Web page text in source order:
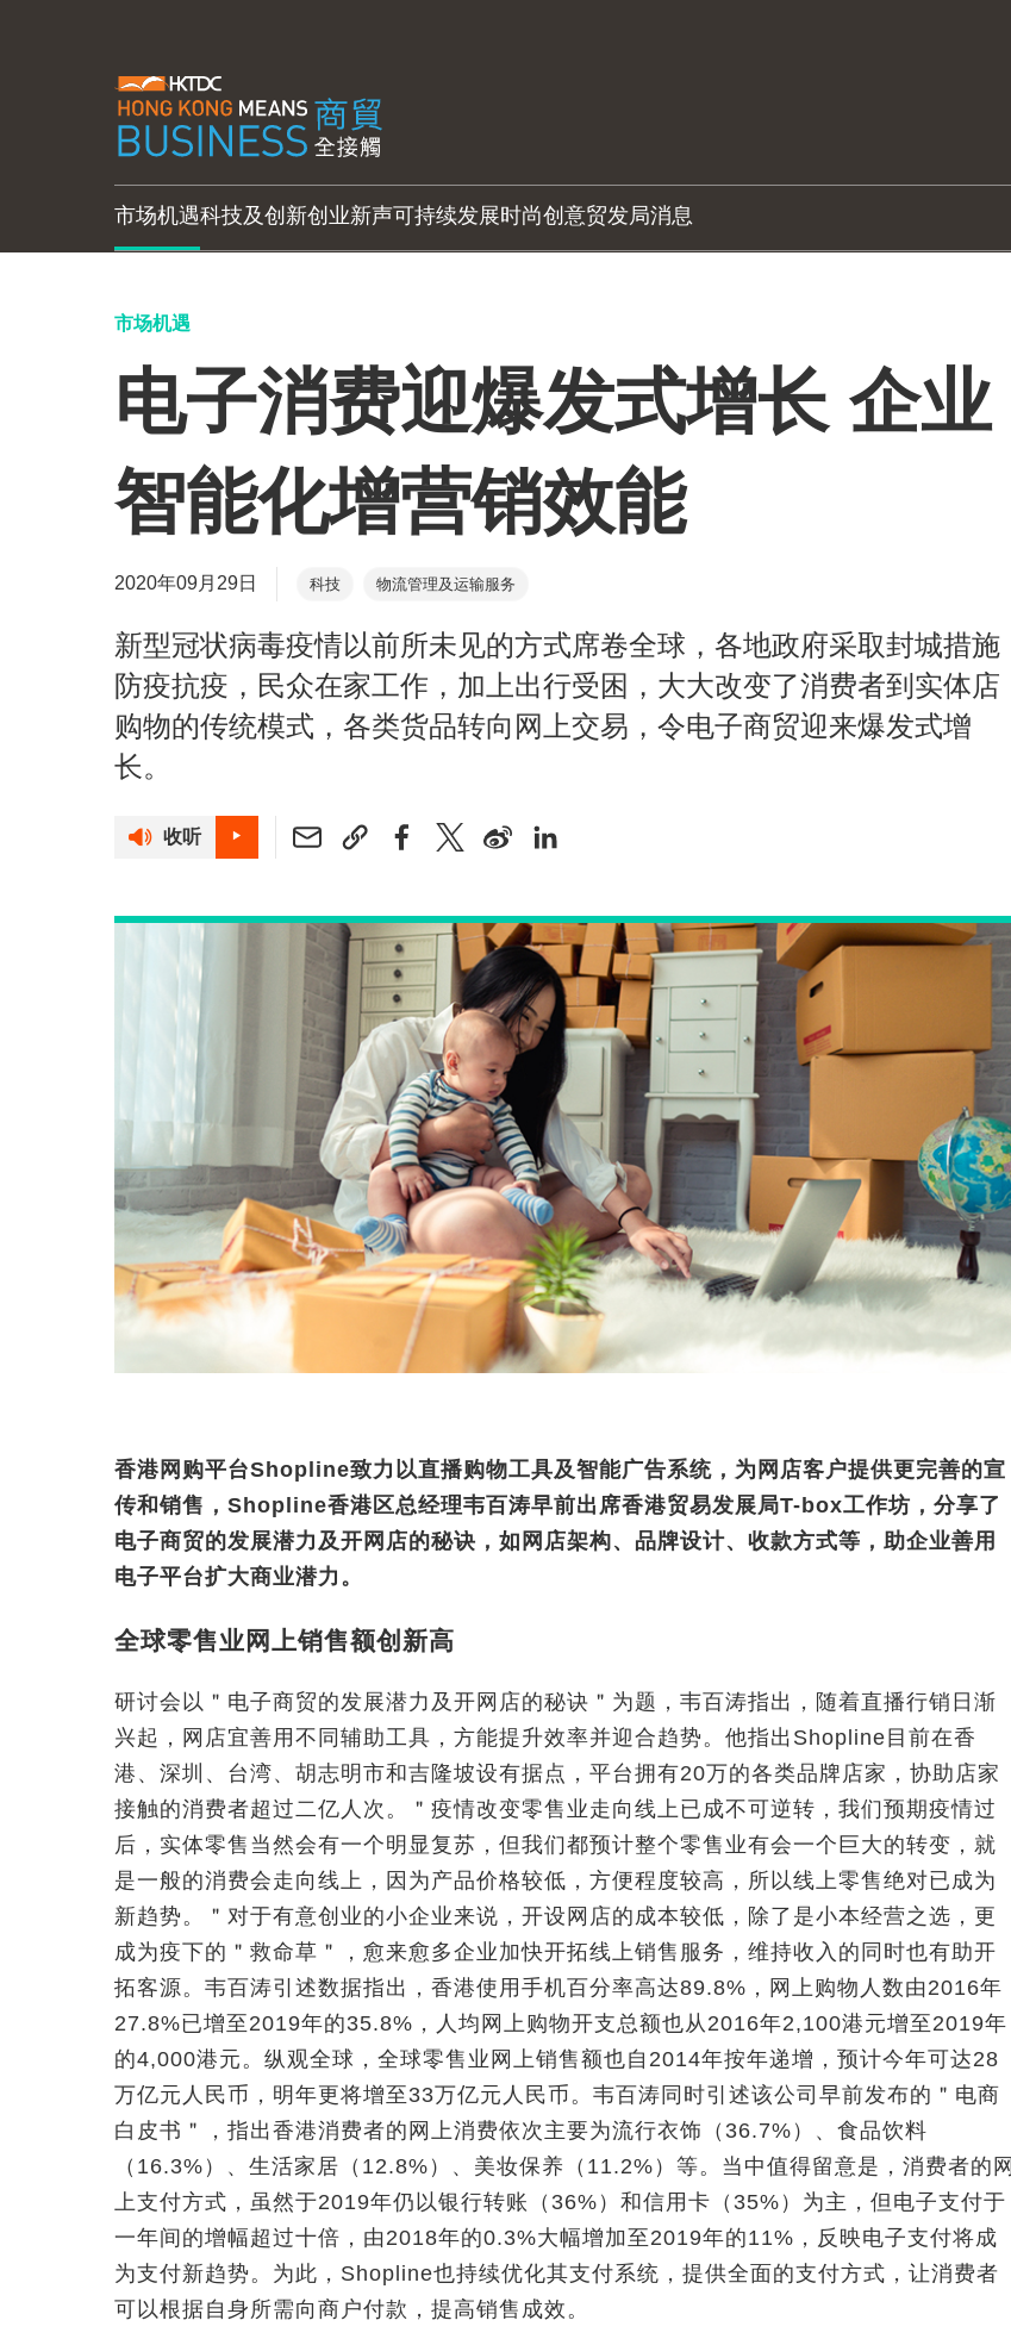
市场机遇科技及创新创业新声可持续发展时尚创意贸发局消息
市场机遇
电子消费迎爆发式增长 企业
智能化增营销效能
2020年09月29日 科技 物流管理及运输服务
新型冠状病毒疫情以前所未见的方式席卷全球，各地政府采取封城措施
防疫抗疫，民众在家工作，加上出行受困，大大改变了消费者到实体店
购物的传统模式，各类货品转向网上交易，令电子商贸迎来爆发式增
长。
收听
香港网购平台Shopline致力以直播购物工具及智能广告系统，为网店客户提供更完善的宣
传和销售，Shopline香港区总经理韦百涛早前出席香港贸易发展局T-box工作坊，分享了
电子商贸的发展潜力及开网店的秘诀，如网店架构、品牌设计、收款方式等，助企业善用
电子平台扩大商业潜力。
全球零售业网上销售额创新高
研讨会以＂电子商贸的发展潜力及开网店的秘诀＂为题，韦百涛指出，随着直播行销日渐
兴起，网店宜善用不同辅助工具，方能提升效率并迎合趋势。他指出Shopline目前在香
港、深圳、台湾、胡志明市和吉隆坡设有据点，平台拥有20万的各类品牌店家，协助店家
接触的消费者超过二亿人次。＂疫情改变零售业走向线上已成不可逆转，我们预期疫情过
后，实体零售当然会有一个明显复苏，但我们都预计整个零售业有会一个巨大的转变，就
是一般的消费会走向线上，因为产品价格较低，方便程度较高，所以线上零售绝对已成为
新趋势。＂对于有意创业的小企业来说，开设网店的成本较低，除了是小本经营之选，更
成为疫下的＂救命草＂，愈来愈多企业加快开拓线上销售服务，维持收入的同时也有助开
拓客源。韦百涛引述数据指出，香港使用手机百分率高达89.8%，网上购物人数由2016年
27.8%已增至2019年的35.8%，人均网上购物开支总额也从2016年2,100港元增至2019年
的4,000港元。纵观全球，全球零售业网上销售额也自2014年按年递增，预计今年可达28
万亿元人民币，明年更将增至33万亿元人民币。韦百涛同时引述该公司早前发布的＂电商
白皮书＂，指出香港消费者的网上消费依次主要为流行衣饰（36.7%）、食品饮料
（16.3%）、生活家居（12.8%）、美妆保养（11.2%）等。当中值得留意是，消费者的网
上支付方式，虽然于2019年仍以银行转账（36%）和信用卡（35%）为主，但电子支付于
一年间的增幅超过十倍，由2018年的0.3%大幅增加至2019年的11%，反映电子支付将成
为支付新趋势。为此，Shopline也持续优化其支付系统，提供全面的支付方式，让消费者
可以根据自身所需向商户付款，提高销售成效。